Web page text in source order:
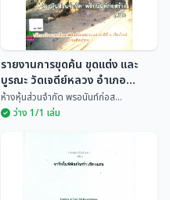
รายงานการขุดค้น ขุดแต่ง และ
บูรณะ วัดเจดีย์หลวง อำเภอ
รายงานการขุดค้น ขุดแต่ง และ
บูรณะ วัดเจดีย์หลวง อำเภอ
เชียงแสน จังหวัดเชียงราย
ห้างหุ้นส่วนจำกัด พรอนันท์ก่อส...
ว่าง 1/1 เล่ม